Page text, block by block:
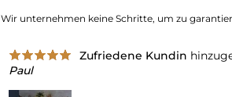
Wir unternehmen keine Schritte, um zu
Zufriedene Kundin
Paul